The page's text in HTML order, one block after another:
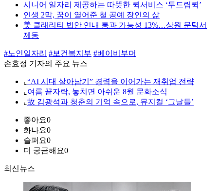
시니어 일자리 제공하는 따뜻한 퀵서비스 ‘두드림퀵’
인생 2막, 꿈이 열어준 철 공예 장인의 삶
美 클래리티 법안 연내 통과 가능성 13%…상원 문턱서
제동
#노인일자리 #보건복지부 #베이비부머
손효정 기자의 주요 뉴스
⌞ “AI 시대 살아남기” 경력을 이어가는 재취업 전략
⌞ 여름 끝자락, 놓치면 아쉬운 8월 문화소식
⌞ 故 김광석과 청춘의 기억 속으로, 뮤지컬 ‘그날들’
좋아요0
화나요0
슬퍼요0
더 궁금해요0
최신뉴스